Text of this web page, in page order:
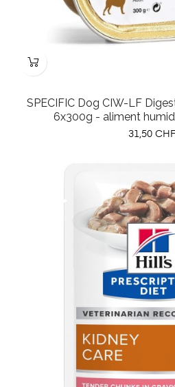
SPECIFIC Dog CIW-LF
6x300g - aliment
Prix
31,50 CHF